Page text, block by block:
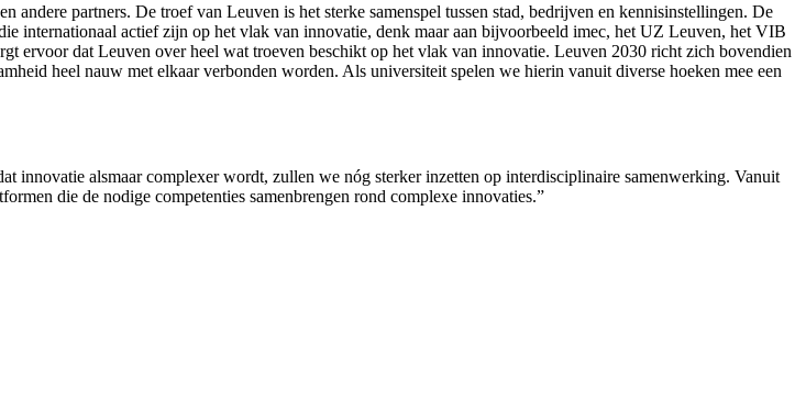
partners. De troef van Leuven is het sterke samenspel tussen stad, bedrijven en kennisinstellingen. De
internationaal actief zijn op het vlak van innovatie, denk maar aan bijvoorbeeld imec, het UZ Leuven, het VIB
ervoor dat Leuven over heel wat troeven beschikt op het vlak van innovatie. Leuven 2030 richt zich bovendien
heel nauw met elkaar verbonden worden. Als universiteit spelen we hierin vanuit diverse hoeken mee een
innovatie alsmaar complexer wordt, zullen we nóg sterker inzetten op interdisciplinaire samenwerking. Vanuit
die de nodige competenties samenbrengen rond complexe innovaties.”